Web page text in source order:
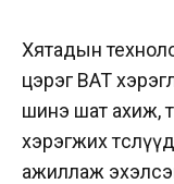
Хятадын
цэрэг BAT
шинэ шат ахиж,
хэрэгжих
ажиллаж